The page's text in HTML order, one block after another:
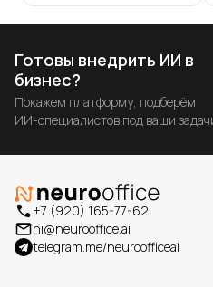
Готовы внедрить ИИ в
бизнес?
Покажем платформу, подберём
ИИ-специалистов под ваши
+7 (920) 165-77-62
hi@neurooffice.ai
telegram.me/neuroofficeai